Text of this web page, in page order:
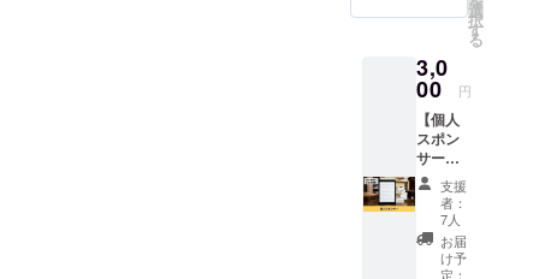
合にお
返金は
いたし
かねま
す。
稿、
販売や
企業イ
メージ
が相違
する場
合等、
掲載を
お断り
させて
いただ
く場合
共の場
所で面
会しま
す。 ※
現地ま
での交
通費は
支援者
様でご
負担く
ださ
できる
リンク
りしま
す。
選
択
す
る
3,0
00 円
【個人
スポン
サー】
Twitter
運用書
籍の個
人スポ
ンサー
になれ
支援
者：
7人
お届
け予
定：